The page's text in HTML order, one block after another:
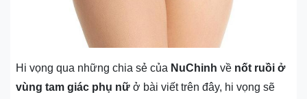
Hi vọng qua những chia sẻ của NuChinh về nốt ruồi ở
vùng tam giác phụ nữ ở bài viết trên đây, hi vọng sẽ